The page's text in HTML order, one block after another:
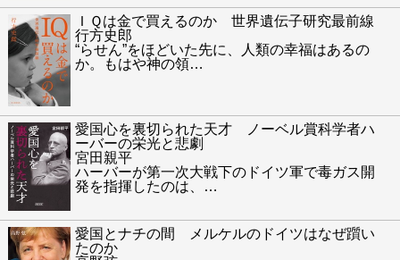
ＩＱは金で買えるのか 世界遺伝子研究最前線
行方史郎
“らせん”をほどいた先に、人類の幸福はあるの
か。もはや神の領…
愛国心を裏切られた天才 ノーベル賞科学者ハ
ーバーの栄光と悲劇
宮田親平
ハーバーが第一次大戦下のドイツ軍で毒ガス開
発を指揮したのは、
…
愛国とナチの間 メルケルのドイツはなぜ躓い
たのか